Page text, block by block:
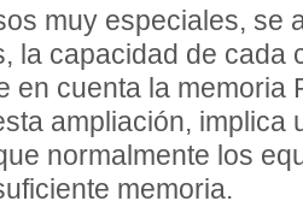
muy especiales, se
la capacidad de cada
en cuenta la memoria
ampliación, implica
normalmente los
memoria.